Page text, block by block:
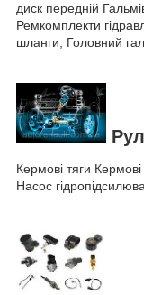
диск передній
Ремкомплекти
шланги, Головний
Кермові тяги
Насос